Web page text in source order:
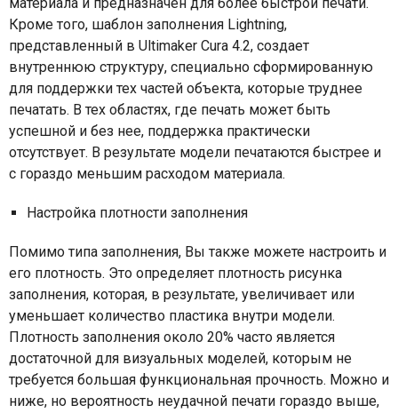
Кроме того, шаблон заполнения Lightning,
представленный в Ultimaker Cura 4.2, создает
внутреннюю структуру, специально сформированную
для поддержки тех частей объекта, которые труднее
печатать. В тех областях, где печать может быть
успешной и без нее, поддержка практически
отсутствует. В результате модели печатаются быстрее и
с гораздо меньшим расходом материала.
Настройка плотности заполнения
Помимо типа заполнения, Вы также можете настроить и
его плотность. Это определяет плотность рисунка
заполнения, которая, в результате, увеличивает или
уменьшает количество пластика внутри модели.
Плотность заполнения около 20% часто является
достаточной для визуальных моделей, которым не
требуется большая функциональная прочность. Можно и
ниже, но вероятность неудачной печати гораздо выше,